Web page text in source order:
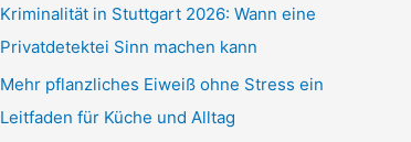
Kriminalität in Stuttgart 2026: Wann eine
Privatdetektei Sinn machen kann
Mehr pflanzliches Eiweiß ohne Stress ein
Leitfaden für Küche und Alltag